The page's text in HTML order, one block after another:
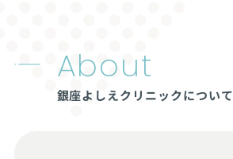
About
銀座よしえクリニックについて